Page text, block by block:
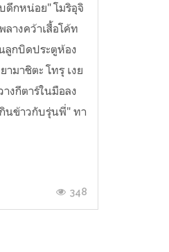
ดึกหน่อย" โมริอุจิ
ลางคว้าเสื้อโค้ท
ลูกบิดประตูห้อง
ามาชิตะ โทรุ เงย
งกีตาร์ในมือลง
นข้าวกับรุ่นพี่" ทา
348